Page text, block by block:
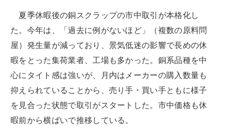
夏季休暇後の銅スクラップの市中取引が本格化し
た。今年は、「過去に例がないほど」（複数の原料問
屋）発生量が減っており、景気低迷の影響で長めの休
暇をとった集荷業者、工場も多かった。銅系品種を中
心にタイト感は強いが、月内はメーカーの購入数量も
抑えられていることから、売り手・買い手ともに様子
を見合った状態で取引がスタートした。市中価格も休
暇前から横ばいで推移している。